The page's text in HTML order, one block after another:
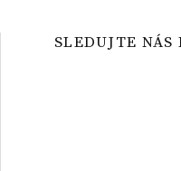
SLEDUJTE NÁS